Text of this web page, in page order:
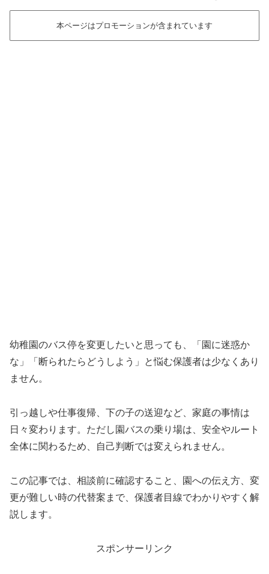
本ページはプロモーションが含まれています
幼稚園のバス停を変更したいと思っても、「園に迷惑か
な」「断られたらどうしよう」と悩む保護者は少なくあり
ません。
引っ越しや仕事復帰、下の子の送迎など、家庭の事情は
日々変わります。ただし園バスの乗り場は、安全やルート
全体に関わるため、自己判断では変えられません。
この記事では、相談前に確認すること、園への伝え方、変
更が難しい時の代替案まで、保護者目線でわかりやすく解
説します。
スポンサーリンク